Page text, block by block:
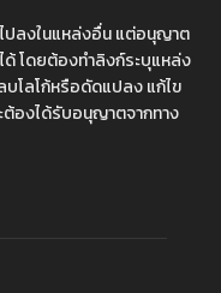
ปลงในแหล่งอื่น แต่อนุญาต
โดยต้องทำลิงก์ระบุแหล่ง
โลโก้หรือดัดแปลง แก้ไข
ต้องได้รับอนุญาตจากทาง